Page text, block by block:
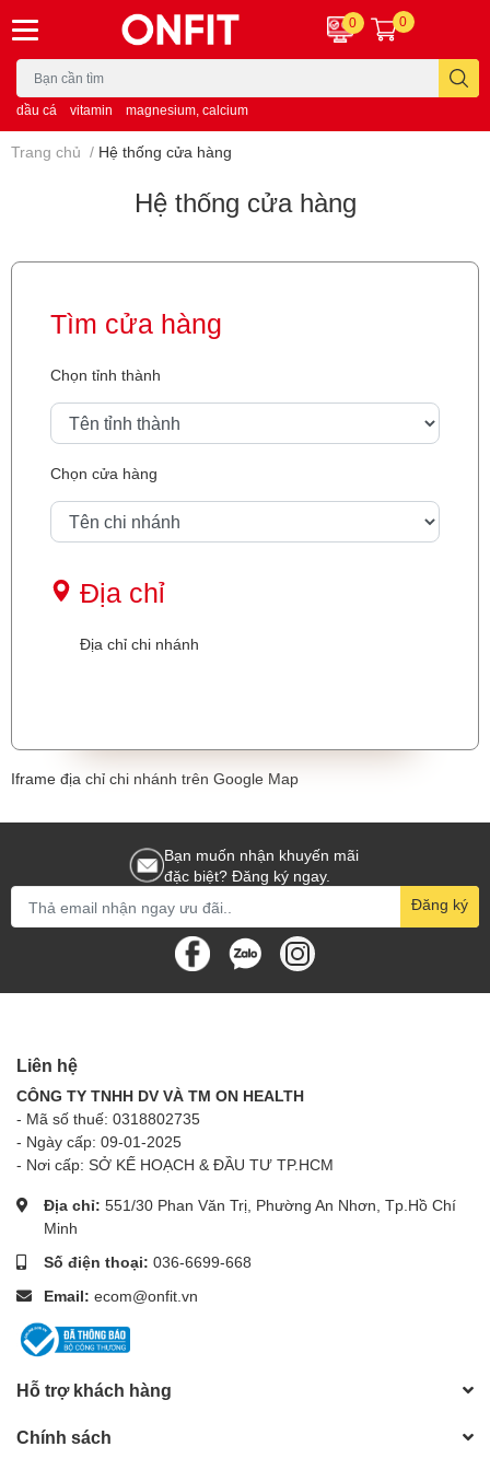
dầu cá vitamin magnesium, calcium
0 0
Trang chủ / Hệ thống cửa hàng
Hệ thống cửa hàng
Tìm cửa hàng
Chọn tỉnh thành
Chọn cửa hàng
Địa chỉ
Địa chỉ chi nhánh
Iframe địa chỉ chi nhánh trên Google Map
Bạn muốn nhận khuyến mãi
đặc biệt? Đăng ký ngay.
Đăng ký
Liên hệ
CÔNG TY TNHH DV VÀ TM ON HEALTH
- Mã số thuế: 0318802735
- Ngày cấp: 09-01-2025
- Nơi cấp: SỞ KẾ HOẠCH & ĐẦU TƯ TP.HCM
Địa chỉ: 551/30 Phan Văn Trị, Phường An Nhơn, Tp.Hồ Chí
Minh
Số điện thoại: 036-6699-668
Email: ecom@onfit.vn
Hỗ trợ khách hàng
Chính sách